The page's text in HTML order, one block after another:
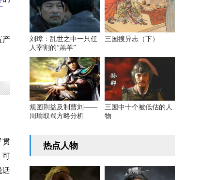
产
贯
可
话
刘璋：乱世之中一只任
人宰割的“羔羊”
三国搜异志（下）
规图荆益及制曹刘——
周瑜取蜀方略分析
三国中十个被低估的人
物
热点人物